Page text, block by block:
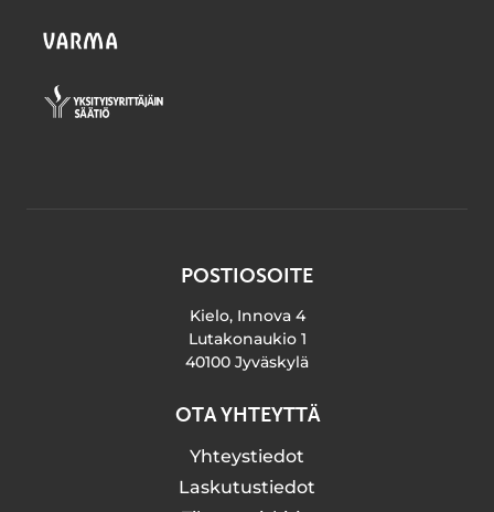
POSTIOSOITE
Kielo, Innova 4
Lutakonaukio 1
40100 Jyväskylä
OTA YHTEYTTÄ
Yhteystiedot
Laskutustiedot